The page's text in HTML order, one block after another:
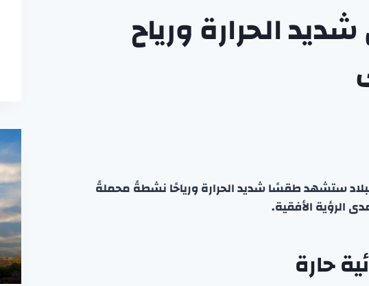
الحرارة ورياح
البلاد ستشهد طقسًا شديد الحرارة ورياحًا نشطةً محملةً
الرؤية الأفقية.
حارة